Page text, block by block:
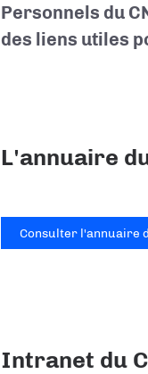
Personnels du
des liens utiles
L'annuaire
Consulter l'annuaire
Intranet du